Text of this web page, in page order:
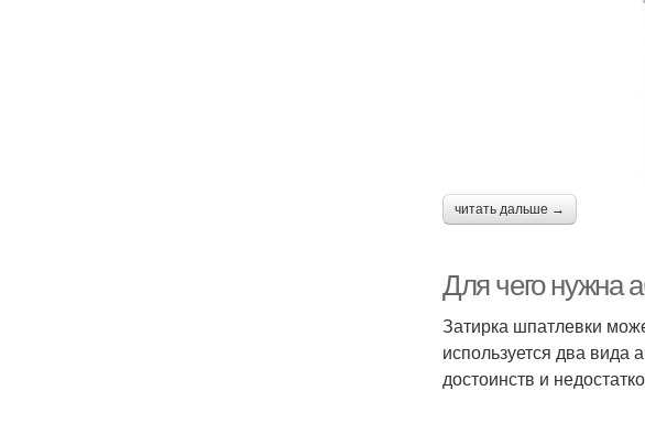
читать дальше →
Для чего нужна
Затирка шпатлевки
используется два вида
достоинств и